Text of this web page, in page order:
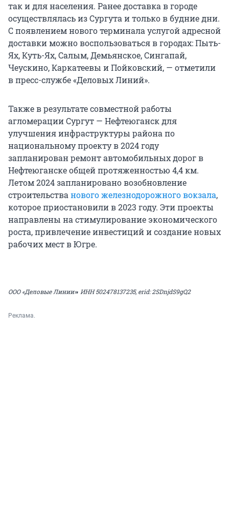
так и для населения. Ранее доставка в городе
осуществлялась из Сургута и только в будние дни.
С появлением нового терминала услугой адресной
доставки можно воспользоваться в городах: Пыть-
Ях, Куть-Ях, Салым, Демьянское, Сингапай,
Чеускино, Каркатеевы и Пойковский, — отметили
в пресс-службе «Деловых Линий».
Также в результате совместной работы
агломерации Сургут — Нефтеюганск для
улучшения инфраструктуры района по
национальному проекту в 2024 году
запланирован ремонт автомобильных дорог в
Нефтеюганске общей протяженностью 4,4 км.
Летом 2024 запланировано возобновление
строительстванового железнодорожного вокзала,
которое приостановили в 2023 году. Эти проекты
направлены на стимулирование экономического
роста, привлечение инвестиций и создание новых
рабочих мест в Югре.
ООО «Деловые Линии», ИНН 502478137235, erid: 2SDnjdS9gQ2
Реклама.